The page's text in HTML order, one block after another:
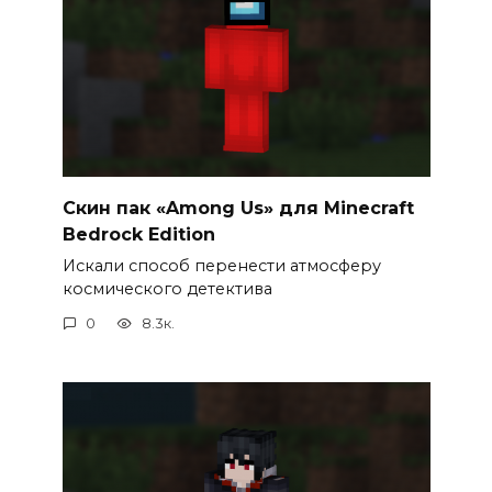
Cкин пак «Among Us» для Minecraft
Bedrock Edition
Искали способ перенести атмосферу
космического детектива
0 8.3к.